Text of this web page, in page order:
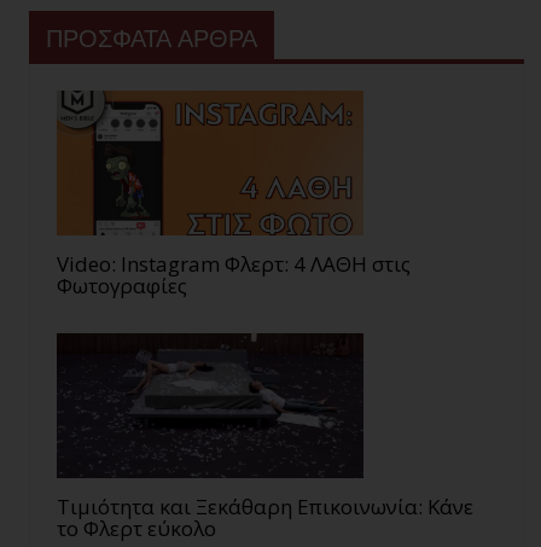
ΠΡΟΣΦΑΤΑ ΑΡΘΡΑ
Video: Instagram Φλερτ: 4 ΛΑΘΗ στις
Φωτογραφίες
Τιμιότητα και Ξεκάθαρη Επικοινωνία: Κάνε
το Φλερτ εύκολο